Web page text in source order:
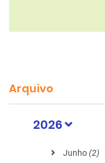
Arquivo
2026
Junho(2)